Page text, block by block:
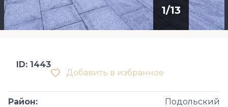
1/13
Добавить в избранное
ID: 1443
Район: Подольский